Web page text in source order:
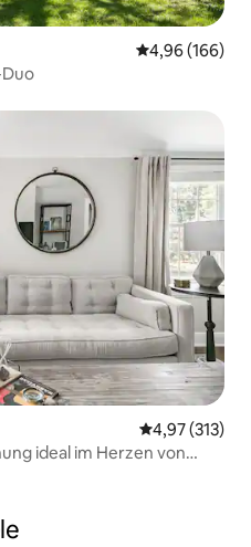
4,96 (166)
Duo
4,97 (313)
ideal im Herzen von